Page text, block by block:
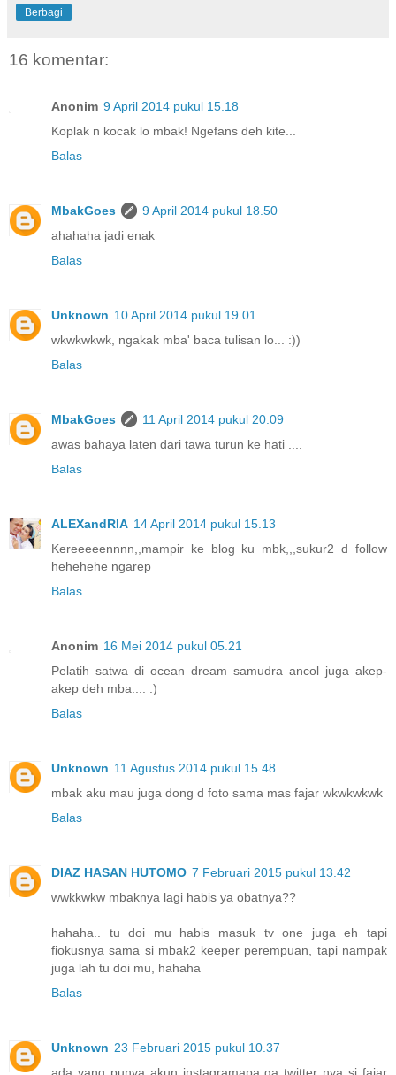
Berbagi
16 komentar:
Anonim 9 April 2014 pukul 15.18
Koplak n kocak lo mbak! Ngefans deh kite...
Balas
MbakGoes
9 April 2014 pukul 18.50
ahahaha jadi enak
Balas
Unknown 10 April 2014 pukul 19.01
wkwkwkwk, ngakak mba' baca tulisan lo... :))
Balas
MbakGoes
11 April 2014 pukul 20.09
awas bahaya laten dari tawa turun ke hati ....
Balas
ALEXandRIA 14 April 2014 pukul 15.13
Kereeeeennnn,,mampir ke blog ku mbk,,,sukur2 d follow
hehehehe ngarep
Balas
Anonim 16 Mei 2014 pukul 05.21
Pelatih satwa di ocean dream samudra ancol juga akep-
akep deh mba.... :)
Balas
Unknown 11 Agustus 2014 pukul 15.48
mbak aku mau juga dong d foto sama mas fajar wkwkwkwk
Balas
DIAZ HASAN HUTOMO 7 Februari 2015 pukul 13.42
wwkkwkw mbaknya lagi habis ya obatnya??
hahaha.. tu doi mu habis masuk tv one juga eh tapi
fiokusnya sama si mbak2 keeper perempuan, tapi nampak
juga lah tu doi mu, hahaha
Balas
Unknown 23 Februari 2015 pukul 10.37
ada yang punya akun instagramapa ga twitter nya si fajar